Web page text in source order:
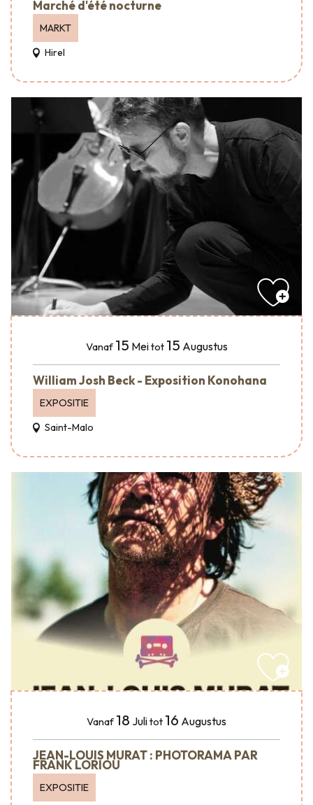
Marché d'été nocturne
MARKT
Hirel
Vanaf 15 Meitot 15 Augustus
William Josh Beck - Exposition Konohana
EXPOSITIE
Saint-Malo
Vanaf 18 Julitot 16 Augustus
JEAN-LOUIS MURAT : PHOTORAMA PAR
FRANK LORIOU
EXPOSITIE